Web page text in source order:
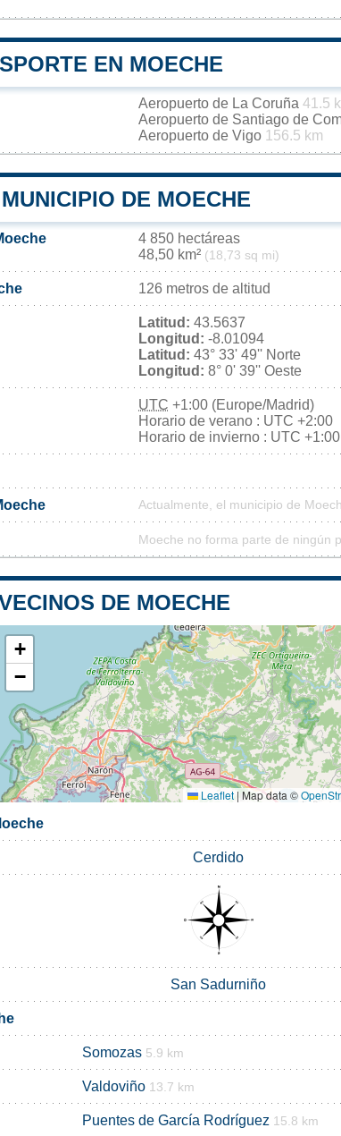
EN MOECHE
Aeropuerto de La Coruña 41.5
Aeropuerto de Santiago de
Aeropuerto de Vigo 156.5 km
DE MOECHE
4 850 hectáreas
48,50 km² (18,73 sq mi)
126 metros de altitud
Latitud: 43.5637
Longitud: -8.01094
Latitud: 43° 33' 49'' Norte
Longitud: 8° 0' 39'' Oeste
UTC +1:00 (Europe/Madrid)
Horario de verano : UTC +2:00
Horario de invierno : UTC +1:00
Actualmente, el municipio de
Moeche no forma parte de ningún
DE MOECHE
+
−
Leaflet | Map data ©
Cerdido
San Sadurniño
Somozas 5.9 km
Valdoviño 13.7 km
Puentes de García Rodríguez 15.8 km